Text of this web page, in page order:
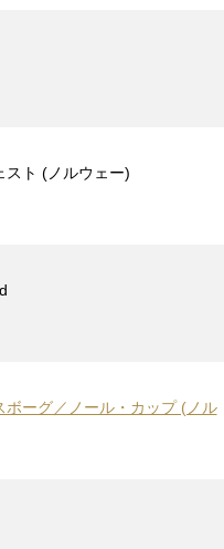
スト (ノルウェー)
ボーグ／ノール・カップ (ノル